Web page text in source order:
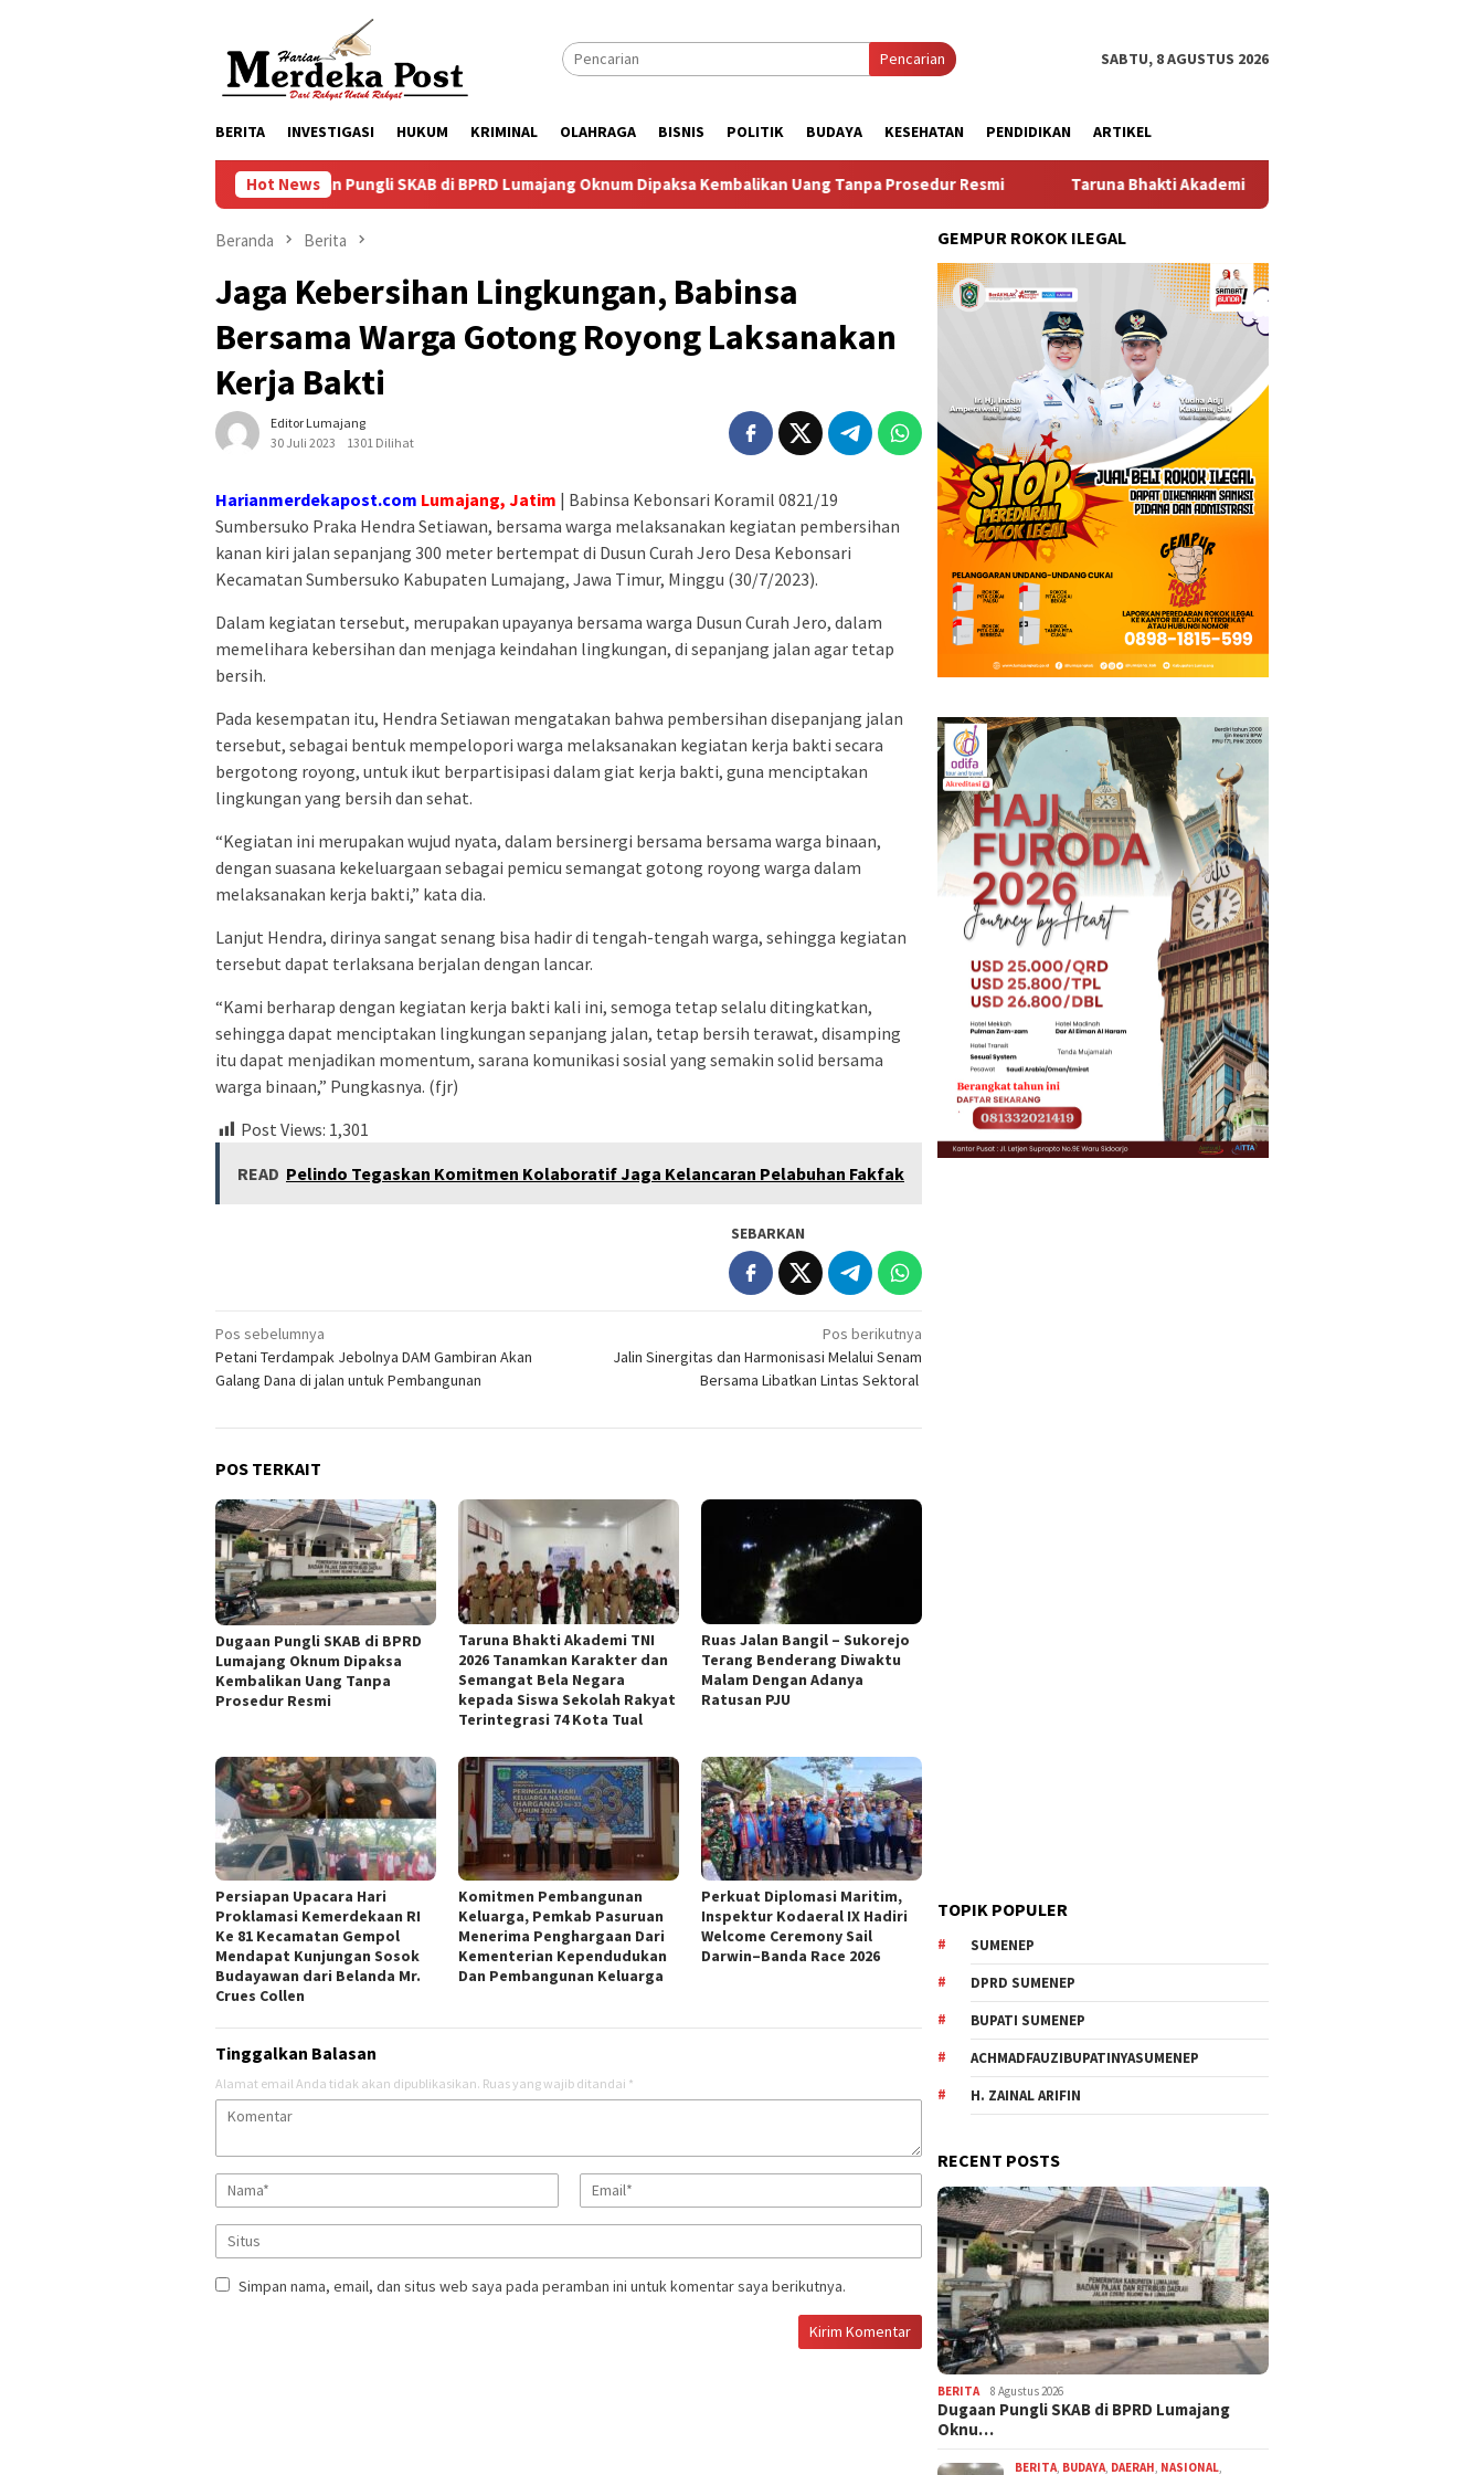
Pencarian SABTU, 8 AGUSTUS 2026
BERITA INVESTIGASI HUKUM KRIMINAL OLAHRAGA BISNIS POLITIK BUDAYA KESEHATAN PENDIDIKAN ARTIKEL
Hot News
Dugaan Pungli SKAB di BPRD Lumajang Oknum Dipaksa Kembalikan Uang Tanpa Prosedur Resmi Taruna Bhakti Akademi TNI 2026 Tanamkan Karakter dan Semangat
Beranda Berita
Jaga Kebersihan Lingkungan, Babinsa
Bersama Warga Gotong Royong Laksanakan
Kerja Bakti
Editor Lumajang
30 Juli 2023
1301 Dilihat
Harianmerdekapost.com Lumajang, Jatim | Babinsa Kebonsari Koramil 0821/19
Sumbersuko Praka Hendra Setiawan, bersama warga melaksanakan kegiatan pembersihan
kanan kiri jalan sepanjang 300 meter bertempat di Dusun Curah Jero Desa Kebonsari
Kecamatan Sumbersuko Kabupaten Lumajang, Jawa Timur, Minggu (30/7/2023).
Dalam kegiatan tersebut, merupakan upayanya bersama warga Dusun Curah Jero, dalam
memelihara kebersihan dan menjaga keindahan lingkungan, di sepanjang jalan agar tetap
bersih.
Pada kesempatan itu, Hendra Setiawan mengatakan bahwa pembersihan disepanjang jalan
tersebut, sebagai bentuk mempelopori warga melaksanakan kegiatan kerja bakti secara
bergotong royong, untuk ikut berpartisipasi dalam giat kerja bakti, guna menciptakan
lingkungan yang bersih dan sehat.
“Kegiatan ini merupakan wujud nyata, dalam bersinergi bersama bersama warga binaan,
dengan suasana kekeluargaan sebagai pemicu semangat gotong royong warga dalam
melaksanakan kerja bakti,” kata dia.
Lanjut Hendra, dirinya sangat senang bisa hadir di tengah-tengah warga, sehingga kegiatan
tersebut dapat terlaksana berjalan dengan lancar.
“Kami berharap dengan kegiatan kerja bakti kali ini, semoga tetap selalu ditingkatkan,
sehingga dapat menciptakan lingkungan sepanjang jalan, tetap bersih terawat, disamping
itu dapat menjadikan momentum, sarana komunikasi sosial yang semakin solid bersama
warga binaan,” Pungkasnya. (fjr)
Post Views: 1,301
READ Pelindo Tegaskan Komitmen Kolaboratif Jaga Kelancaran Pelabuhan Fakfak
SEBARKAN
Navigasi
pos
Pos sebelumnya
Petani Terdampak Jebolnya DAM Gambiran Akan
Galang Dana di jalan untuk Pembangunan
Pos berikutnya
Jalin Sinergitas dan Harmonisasi Melalui Senam
Bersama Libatkan Lintas Sektoral
POS TERKAIT
Dugaan Pungli SKAB di BPRD
Lumajang Oknum Dipaksa
Kembalikan Uang Tanpa
Prosedur Resmi
Taruna Bhakti Akademi TNI
2026 Tanamkan Karakter dan
Semangat Bela Negara
kepada Siswa Sekolah Rakyat
Terintegrasi 74 Kota Tual
Ruas Jalan Bangil – Sukorejo
Terang Benderang Diwaktu
Malam Dengan Adanya
Ratusan PJU
Persiapan Upacara Hari
Proklamasi Kemerdekaan RI
Ke 81 Kecamatan Gempol
Mendapat Kunjungan Sosok
Budayawan dari Belanda Mr.
Crues Collen
Komitmen Pembangunan
Keluarga, Pemkab Pasuruan
Menerima Penghargaan Dari
Kementerian Kependudukan
Dan Pembangunan Keluarga
Perkuat Diplomasi Maritim,
Inspektur Kodaeral IX Hadiri
Welcome Ceremony Sail
Darwin–Banda Race 2026
Tinggalkan Balasan
Alamat email Anda tidak akan dipublikasikan. Ruas yang wajib ditandai *
Simpan nama, email, dan situs web saya pada peramban ini untuk komentar saya berikutnya.
GEMPUR ROKOK ILEGAL
TOPIK POPULER
SUMENEP
DPRD SUMENEP
BUPATI SUMENEP
ACHMADFAUZIBUPATINYASUMENEP
H. ZAINAL ARIFIN
RECENT POSTS
BERITA 8 Agustus 2026
Dugaan Pungli SKAB di BPRD Lumajang
Oknu…
BERITA, BUDAYA, DAERAH, NASIONAL,